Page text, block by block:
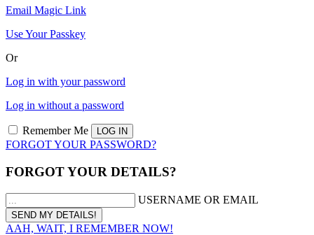
Email Magic Link
Use Your Passkey
Or
Log in with your password
Log in without a password
Remember Me
FORGOT YOUR PASSWORD?
FORGOT YOUR DETAILS?
USERNAME OR EMAIL
AAH, WAIT, I REMEMBER NOW!